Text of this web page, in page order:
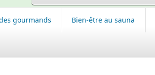
gourmands Bien-être au sauna